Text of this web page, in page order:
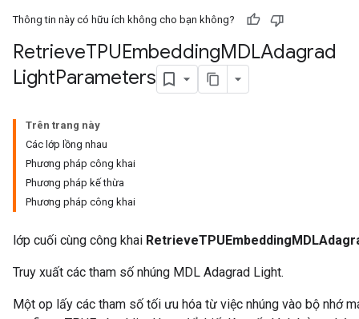
Thông tin này có hữu ích không cho bạn không?
RetrieveTPUEmbeddingMDLAdagrad
LightParameters
Trên trang này
Các lớp lồng nhau
Phương pháp công khai
Phương pháp kế thừa
Phương pháp công khai
lớp cuối cùng công khai
Truy xuất các tham số nhúng MDL Adagrad Light.
Một op lấy các tham số tối ưu hóa từ việc nhúng vào bộ nhớ